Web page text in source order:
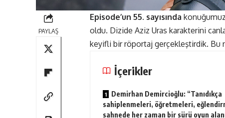
PAYLAŞ
Episode’un 55. sayısında konuğumuz
oldu. Dizide Aziz Uras karakterini
keyifli bir röportaj gerçekleştirdik. Bu
İçerikler
Demirhan Demircioğlu: “Tanıdıkça
sahiplenmeleri, öğretmeleri,
sahnede her zaman bir sürü oyun